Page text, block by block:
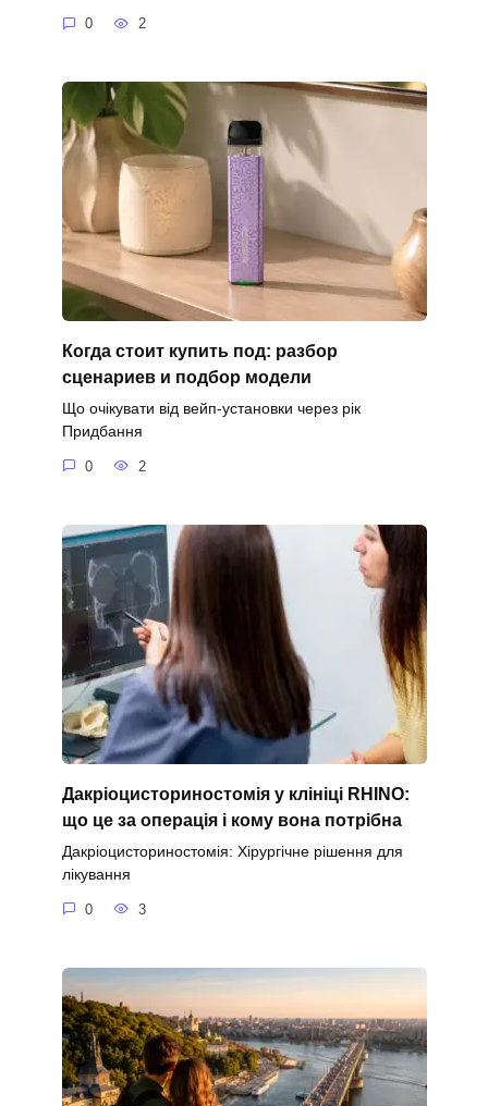
0 2
Когда стоит купить под: разбор
сценариев и подбор модели
Що очікувати від вейп-установки через рік
Придбання
0 2
Дакріоцисториностомія у клініці RHINO:
що це за операція і кому вона потрібна
Дакріоцисториностомія: Хірургічне рішення для
лікування
0 3